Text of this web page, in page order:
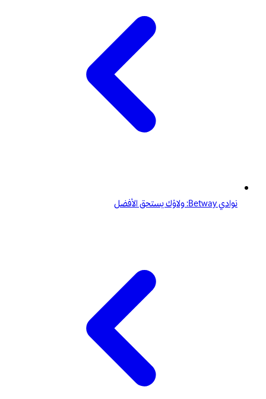
نوادي Betway: ولاؤك يستحق الأفضل